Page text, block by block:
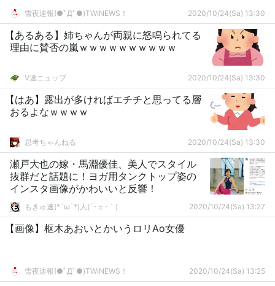
雪夜速報(●ﾟДﾟ●)TWINEWS！ 2020/10/24(Sa) 13:30
【あるある】姉ちゃんが両親に怒鳴られてる
理由に賛否の嵐ｗｗｗｗｗｗｗｗｗｗ
V速ニュップ 2020/10/24(Sa) 13:30
【はあ】露出が多ければエチチと思ってる層
おるよなｗｗｗｗ
思考ちゃんねる 2020/10/24(Sa) 13:30
瀬戸大也の嫁・馬淵優佳、美人でスタイル
抜群だと話題に！ヨガ用タンクトップ姿の
インスタ画像がかわいいと反響！
もきゅ速(*´ω`*)人(´･ェ･｀) 2020/10/24(Sa) 13:27
【画像】枢木あおいとかいうロリAo女優
雪夜速報(●ﾟДﾟ●)TWINEWS！ 2020/10/24(Sa) 13:25